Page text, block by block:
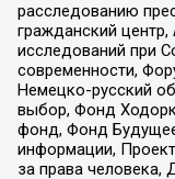
расследованию
гражданский
исследований при
современности,
Немецко-русский
выбор, Фонд
фонд, Фонд
информации,
за права человека,